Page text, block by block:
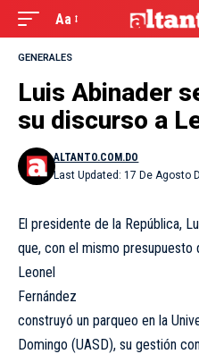
Aa
GENERALES
Luis Abinader
su discurso a
Last Updated: 17 De Agosto
ALTANTO.COM.DO
El presidente de la República,
que, con el mismo presupuesto
Leonel
Fernández
construyó un parqueo en la
Domingo (UASD), su gestión